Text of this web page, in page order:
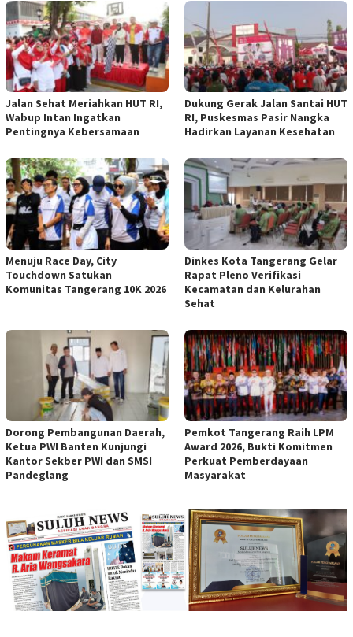
Jalan Sehat Meriahkan HUT RI,
Wabup Intan Ingatkan
Pentingnya Kebersamaan
Dukung Gerak Jalan Santai HUT
RI, Puskesmas Pasir Nangka
Hadirkan Layanan Kesehatan
Menuju Race Day, City
Touchdown Satukan
Komunitas Tangerang 10K 2026
Dinkes Kota Tangerang Gelar
Rapat Pleno Verifikasi
Kecamatan dan Kelurahan
Sehat
Dorong Pembangunan Daerah,
Ketua PWI Banten Kunjungi
Kantor Sekber PWI dan SMSI
Pandeglang
Pemkot Tangerang Raih LPM
Award 2026, Bukti Komitmen
Perkuat Pemberdayaan
Masyarakat